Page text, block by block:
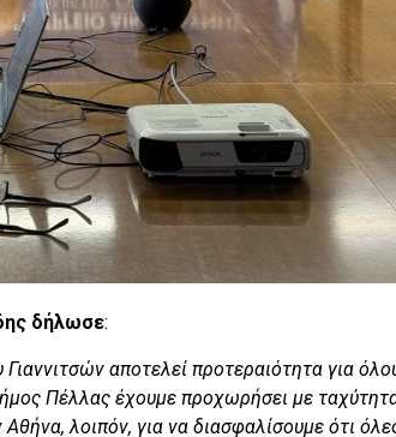
δήλωσε:
αποτελεί προτεραιότητα για
Πέλλας έχουμε προχωρήσει με
λοιπόν, για να διασφαλίσουμε ότι